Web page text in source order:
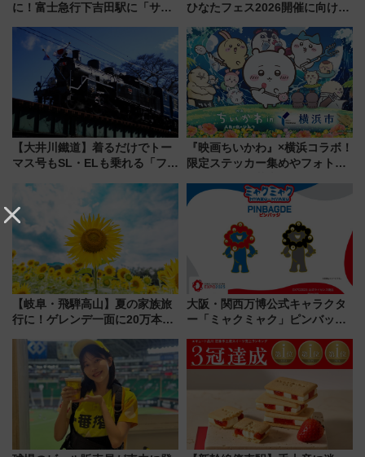
に！富士急行下吉田駅に「サ電
業 行き交う電車の音や振動を
感じながら「ととのう」新感覚
ひなたフェス2026開催に向けJR
全力応援 夜行列車「ドリーム
おひさま号」も走る
【大井川鐵道】着るだけでトー
マス号もSL・ELも乗れる「フリ
受注販売
『映画ちいかわ』×横浜コラボ！
限定ステッカー集めやフォトス
いを満喫しよう（花火鑑賞会応
募は7/12まで！）
【岐阜・飛騨高山】夏の家族旅
行に！ゲレンデ一面に20万本の
アひまわり園」開園
大阪・関西万博公式キャラクタ
ー「ミャクミャク」ピンバッジ
中旬発売